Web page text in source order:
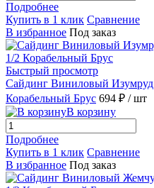
Подробнее
Купить в 1 клик Сравнение
В избранное Под заказ
Быстрый просмотр
Сайдинг Виниловый
Корабельный Брус 694 ₽ / шт
В корзину
Подробнее
Купить в 1 клик Сравнение
В избранное Под заказ